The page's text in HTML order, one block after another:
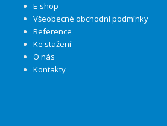
E-shop
Všeobecné obchodní podmínky
Reference
Ke stažení
O nás
Kontakty